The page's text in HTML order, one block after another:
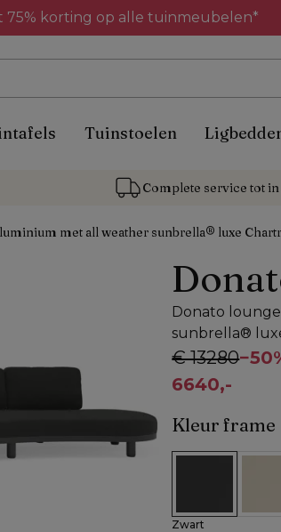
75% korting op alle tuinmeubelen*
Tuinstoelen
Complete service tot
met all weather sunbrella® luxe
Donato
sunbrella®
€ 13280−
6640,-
Kleur frame
Zwart